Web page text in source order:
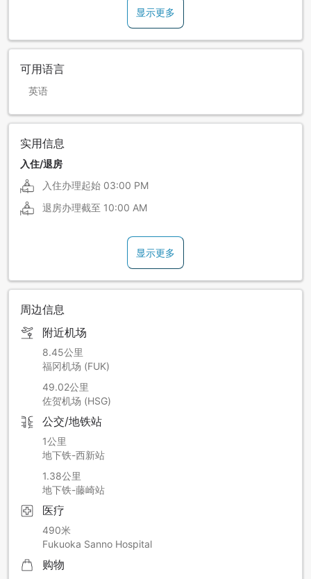
显示更多
可用语言
英语
实用信息
入住/退房
入住办理起始 03:00 PM
退房办理截至 10:00 AM
显示更多
周边信息
附近机场
8.45公里
福冈机场 (FUK)
49.02公里
佐贺机场 (HSG)
公交/地铁站
1公里
地下铁-西新站
1.38公里
地下铁-藤崎站
医疗
490米
Fukuoka Sanno Hospital
购物